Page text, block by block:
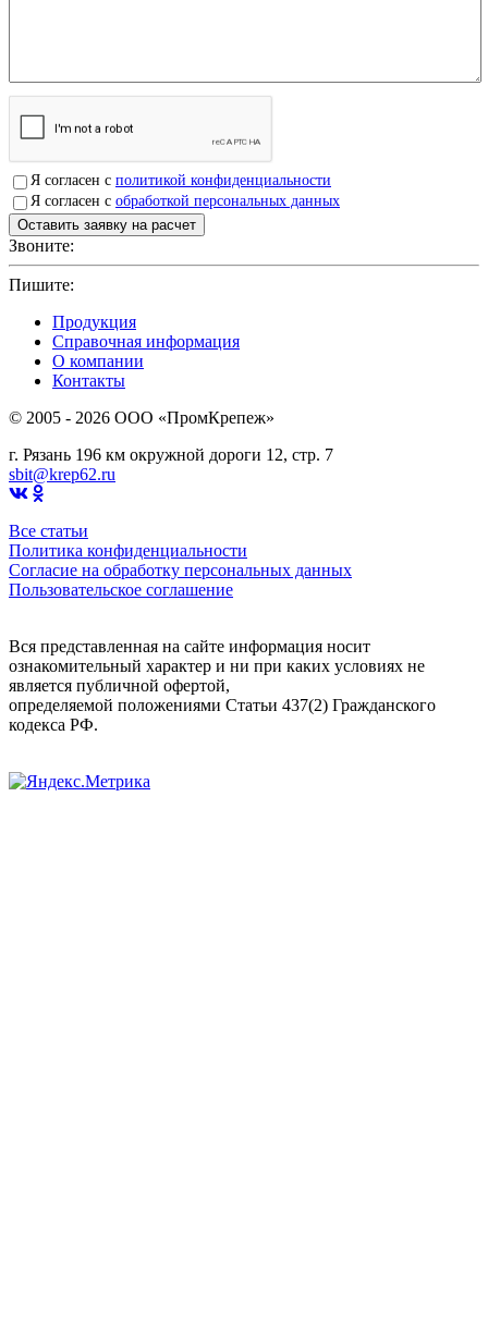
Я согласен с политикой конфиденциальности
Я согласен с обработкой персональных данных
Звоните:
Пишите:
Продукция
Справочная информация
О компании
Контакты
© 2005 - 2026 OOO «ПромКрепеж»
г. Рязань 196 км окружной дороги 12, стр. 7
sbit@krep62.ru
Все статьи
Политика конфиденциальности
Согласие на обработку персональных данных
Пользовательское соглашение
Вся представленная на сайте информация носит
ознакомительный характер и ни при каких условиях не
является публичной офертой,
определяемой положениями Статьи 437(2) Гражданского
кодекса РФ.